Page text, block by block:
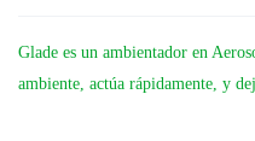
Glade es un ambientador en
ambiente, actúa rápidamente, y